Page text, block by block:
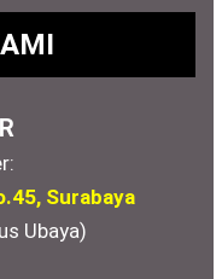
Surabaya
Ubaya)